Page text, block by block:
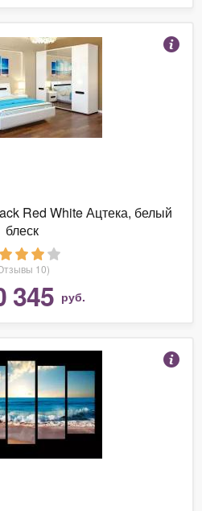
Red White Ацтека, белый
блеск
10)
345 руб.